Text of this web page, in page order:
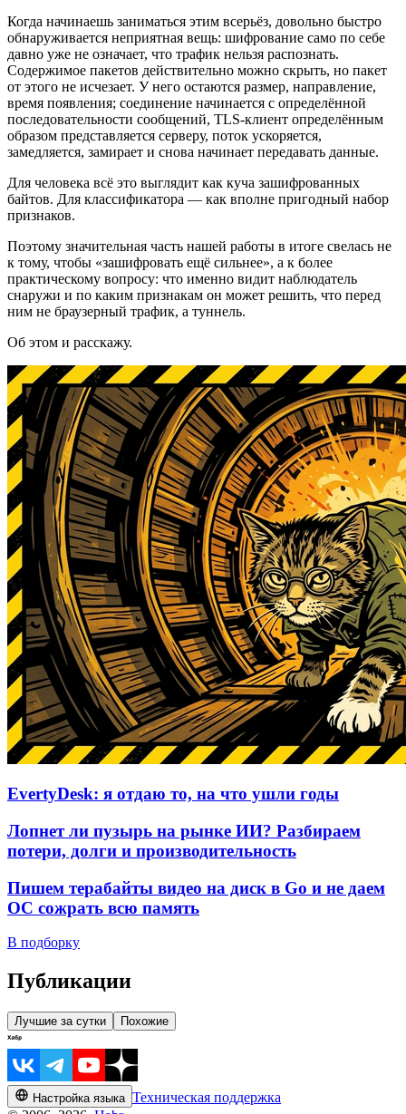
Когда начинаешь заниматься этим всерьёз, довольно быстро
обнаруживается неприятная вещь: шифрование само по себе
давно уже не означает, что трафик нельзя распознать.
Содержимое пакетов действительно можно скрыть, но пакет
от этого не исчезает. У него остаются размер, направление,
время появления; соединение начинается с определённой
последовательности сообщений, TLS-клиент определённым
образом представляется серверу, поток ускоряется,
замедляется, замирает и снова начинает передавать данные.
Для человека всё это выглядит как куча зашифрованных
байтов. Для классификатора — как вполне пригодный набор
признаков.
Поэтому значительная часть нашей работы в итоге свелась не
к тому, чтобы «зашифровать ещё сильнее», а к более
практическому вопросу: что именно видит наблюдатель
снаружи и по каким признакам он может решить, что перед
ним не браузерный трафик, а туннель.
Об этом и расскажу.
EvertyDesk: я отдаю то, на что ушли годы
Лопнет ли пузырь на рынке ИИ? Разбираем
потери, долги и производительность
Пишем терабайты видео на диск в Go и не даем
ОС сожрать всю память
В подборку
Публикации
Лучшие за сутки Похожие
Настройка языка Техническая поддержка